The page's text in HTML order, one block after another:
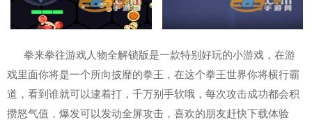
拳来拳往游戏人物全解锁版是一款特别好玩的小游戏，在游
戏里面你将是一个所向披靡的拳王，在这个拳王世界你将横行霸
道，看到谁就可以逮着打，千万别手软哦，每次攻击成功都会积
攒怒气值，爆发可以发动全屏攻击，喜欢的朋友赶快下载体验